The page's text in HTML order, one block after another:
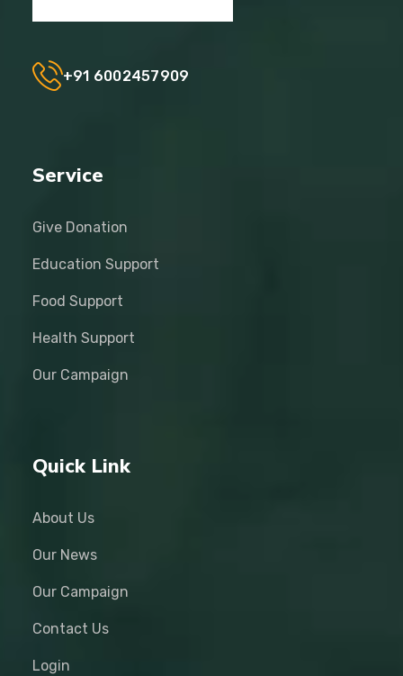
+91 6002457909
Service
Give Donation
Education Support
Food Support
Health Support
Our Campaign
Quick Link
About Us
Our News
Our Campaign
Contact Us
Login